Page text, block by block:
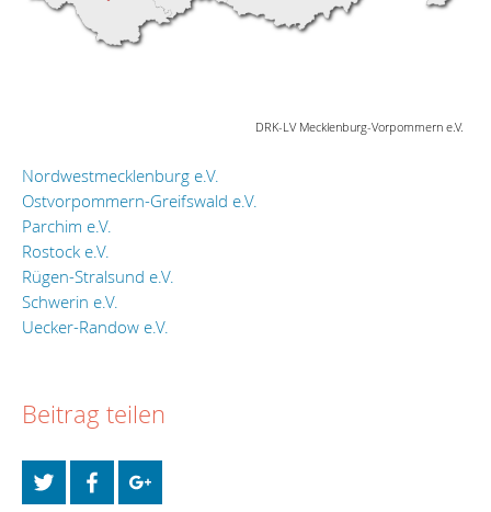
DRK-LV Mecklenburg-Vorpommern e.V.
Nordwestmecklenburg e.V.
Ostvorpommern-Greifswald e.V.
Parchim e.V.
Rostock e.V.
Rügen-Stralsund e.V.
Schwerin e.V.
Uecker-Randow e.V.
Beitrag teilen